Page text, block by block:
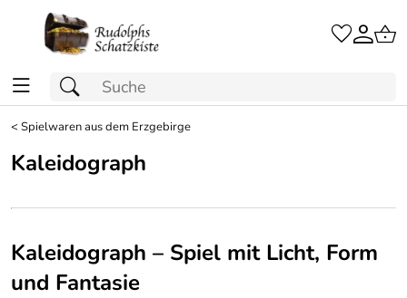
<Spielwaren aus dem Erzgebirge
Kaleidograph
Kaleidograph – Spiel mit Licht, Form
und Fantasie